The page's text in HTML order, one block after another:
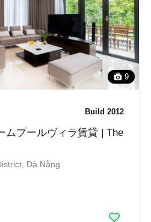
9
Build 2012
ムプールヴィラ賃貸 | The
Đà Nẵng